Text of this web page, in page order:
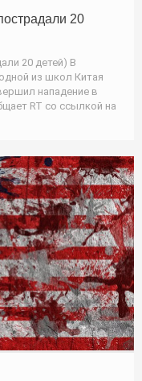
20
20 детей) В
из школ Китая
нападение в
RT со ссылкой на